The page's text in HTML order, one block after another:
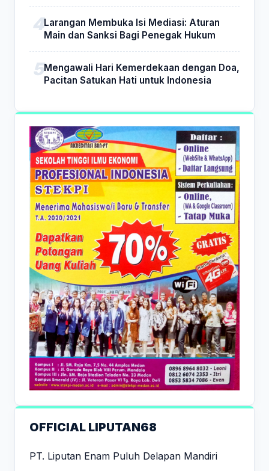
Larangan Membuka Isi Mediasi: Aturan
Main dan Sanksi Bagi Penegak Hukum
Mengawali Hari Kemerdekaan dengan Doa,
Pacitan Satukan Hati untuk Indonesia
OFFICIAL LIPUTAN68
PT. Liputan Enam Puluh Delapan Mandiri